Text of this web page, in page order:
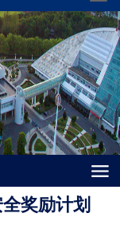
奖励计划